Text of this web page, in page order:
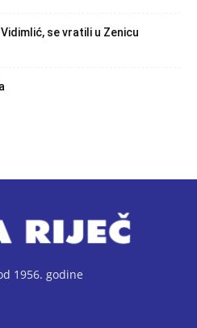
se vratili u Zenicu
1956. godine